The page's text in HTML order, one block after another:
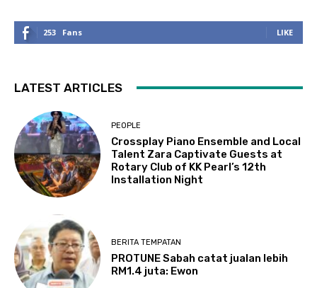
253 Fans LIKE
LATEST ARTICLES
PEOPLE
Crossplay Piano Ensemble and Local
Talent Zara Captivate Guests at
Rotary Club of KK Pearl’s 12th
Installation Night
BERITA TEMPATAN
PROTUNE Sabah catat jualan lebih
RM1.4 juta: Ewon